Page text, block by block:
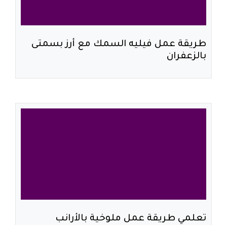
طريقة عمل فيليه السمك مع أرز بسمتى
بالزعفران
تعلمي طريقة عمل ملوخية بالأرانب